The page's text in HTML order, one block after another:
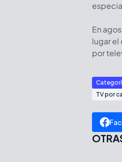
En
lugar el
por
TV por